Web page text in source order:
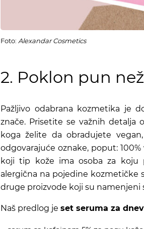
Foto: Alexandar Cosmetics
2. Poklon pun
Pažljivo odabrana kozmetika je
znače. Prisetite se važnih detalja
koga želite da obradujete
odgovarajuće oznake, poput: 100%
koji tip kože ima osoba za koju
alergična na pojedine kozmetičke
druge proizvode koji su namenjeni
Naš predlog je set seruma za